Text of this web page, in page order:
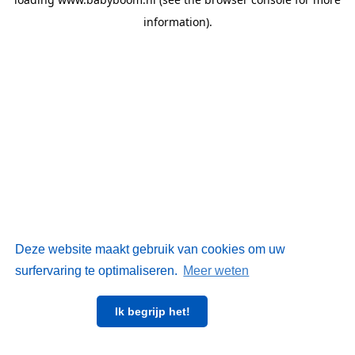
Deze website maakt gebruik van cookies om uw
surfervaring te optimaliseren. Meer weten
Ik begrijp het!
information).